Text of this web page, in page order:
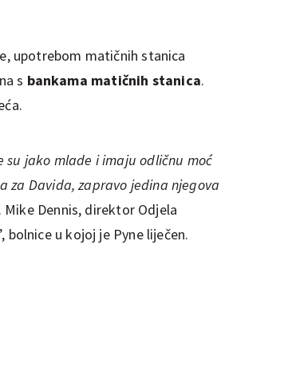
upotrebom matičnih stanica
s bankama matičnih stanica.
jako mlade i imaju odličnu moć
za Davida, zapravo jedina njegova
Mike Dennis, direktor Odjela
u kojoj je Pyne liječen.